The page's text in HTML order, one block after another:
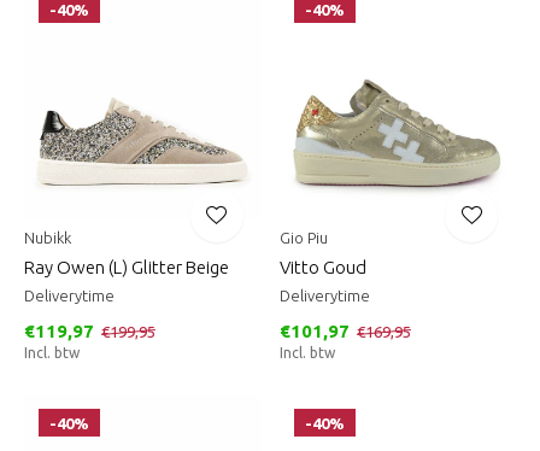
-40%
Nubikk
Ray Owen (L) Glitter Beige
Deliverytime
€119,97 €199,95
Incl. btw
-40%
Gio Piu
Vitto Goud
Deliverytime
€101,97 €169,95
Incl. btw
-40% -40%